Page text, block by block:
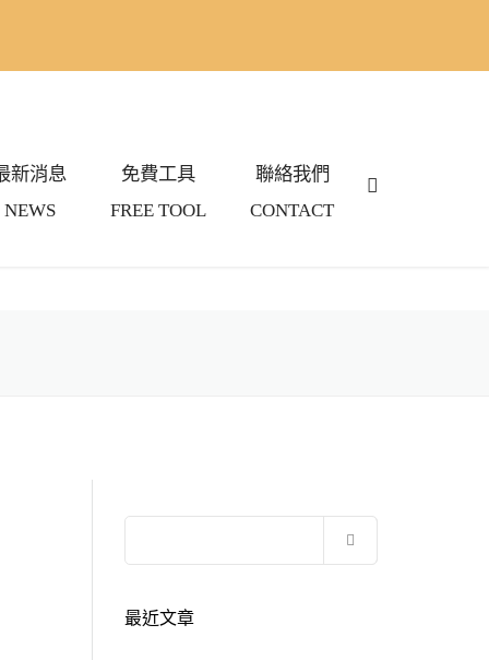
新消息
NEWS
免費工具
FREE TOOL
聯絡我們
CONTACT
字:
最近文章